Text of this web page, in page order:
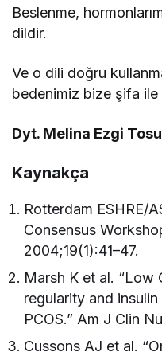
Beslenme,
dildir.
Ve o dili doğru
bedenimiz bize şifa ile
Dyt. Melina Ezgi
Kaynakça
Rotterdam ESHRE/
Consensus
2004;19(1):41–47.
Marsh K et al. “Low
regularity and
PCOS.” Am J Clin
Cussons AJ et al.